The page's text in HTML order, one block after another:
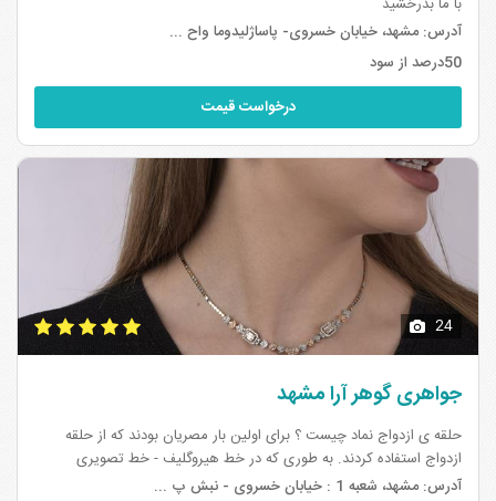
با ما بدرخشید
آدرس:مشهد، خیابان خسروی- پاساژلیدوما واح ...
50درصد از سود
درخواست قیمت
24
جواهری گوهر آرا مشهد
حلقه ی ازدواج نماد چیست ؟ برای اولین بار مصریان بودند که از حلقه
ازدواج استفاده کردند. به طوری که در خط هیروگلیف - خط تصویری
مصریان- یک شکل دایره ای وجود دارد که نشان دهنده ابدیت است. نه
آدرس:مشهد، شعبه 1 : خیابان خسروی - نبش پ ...